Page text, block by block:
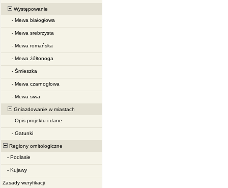
Występowanie
- Mewa białogłowa
- Mewa srebrzysta
- Mewa romańska
- Mewa żółtonoga
- Śmieszka
- Mewa czarnogłowa
- Mewa siwa
Gniazdowanie w miastach
- Opis projektu i dane
- Gatunki
Regiony ornitologiczne
- Podlasie
- Kujawy
Zasady weryfikacji